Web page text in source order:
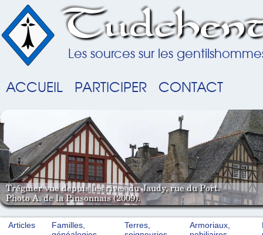
Les sources sur les
ACCUEIL PARTICIPER CONTACT
Tréguier vue depuis les rives du Jaudy, rue du Port.
Photo A. de la Pinsonnais (2009).
Articles
Familles,
Terres,
Armoriaux,